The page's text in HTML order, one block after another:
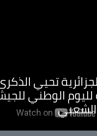
تحيي الذكرى
الوطني للجيش